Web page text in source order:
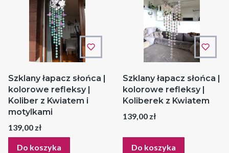
Szklany łapacz słońca |
kolorowe refleksy |
Koliber z Kwiatem i
motylkami
Cena
139,00 zł
Do koszyka
Szklany łapacz słońca |
kolorowe refleksy |
Koliberek z Kwiatem
Cena
139,00 zł
Do koszyka